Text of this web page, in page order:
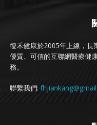
復禾健康於2005年上線，長
優質、可信的互聯網醫療健
務。
聯繫我們: